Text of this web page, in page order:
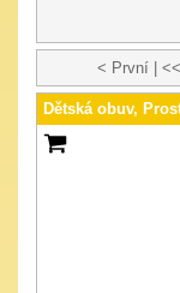
< První |
Dětská obuv,